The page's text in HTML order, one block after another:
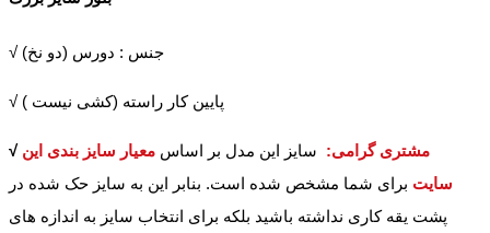
√ جنس : دورس (دو نخ)
√ پایین کار راسته (کشی نیست )
√ مشتری گرامی: سایز این مدل بر اساس معیار سایز بندی این
سایت برای شما مشخص شده است. بنابر این به سایز حک شده در
پشت یقه کاری نداشته باشید بلکه برای انتخاب سایز به اندازه های